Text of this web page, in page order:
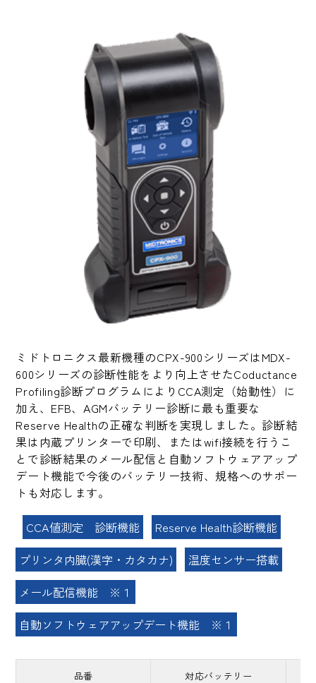
ミドトロニクス最新機種のCPX-900シリーズはMDX-
600シリーズの診断性能をより向上させたCoductance
Profiling診断プログラムによりCCA測定（始動性）に
加え、EFB、AGMバッテリー診断に最も重要な
Reserve Healthの正確な判断を実現しました。診断結
果は内蔵プリンターで印刷、またはwifi接続を行うこ
とで診断結果のメール配信と自動ソフトウェアアップ
デート機能で今後のバッテリー技術、規格へのサポー
トも対応します。
CCA値測定 診断機能
Reserve Health診断機能
プリンタ内臓(漢字・カタカナ)
温度センサー搭載
メール配信機能 ※１
自動ソフトウェアアップデート機能 ※１
品番 対応バッテリー